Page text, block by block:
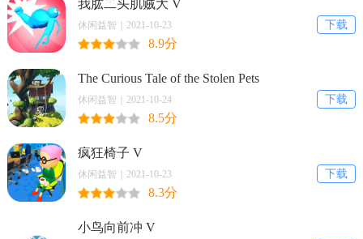
我肱二头肌贼大 V
下载
休闲益智｜2021-10-23
8.9分
The Curious Tale of the Stolen Pets
下载
休闲益智｜2021-10-24
8.5分
疯狂椅子 V
下载
休闲益智｜2021-10-23
8.3分
小鸟向前冲 V